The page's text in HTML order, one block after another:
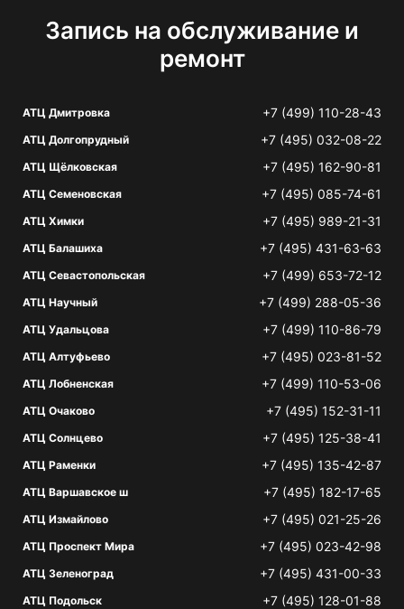
Запись на обслуживание и
ремонт
АТЦ Дмитровка +7 (499) 110-28-43
АТЦ Долгопрудный +7 (495) 032-08-22
АТЦ Щёлковская +7 (495) 162-90-81
АТЦ Семеновская +7 (495) 085-74-61
АТЦ Химки +7 (495) 989-21-31
АТЦ Балашиха +7 (495) 431-63-63
АТЦ Севастопольская +7 (499) 653-72-12
АТЦ Научный +7 (499) 288-05-36
АТЦ Удальцова +7 (499) 110-86-79
АТЦ Алтуфьево +7 (495) 023-81-52
АТЦ Лобненская +7 (499) 110-53-06
АТЦ Очаково +7 (495) 152-31-11
АТЦ Солнцево +7 (495) 125-38-41
АТЦ Раменки +7 (495) 135-42-87
АТЦ Варшавское ш +7 (495) 182-17-65
АТЦ Измайлово +7 (495) 021-25-26
АТЦ Проспект Мира +7 (495) 023-42-98
АТЦ Зеленоград +7 (495) 431-00-33
АТЦ Подольск +7 (495) 128-01-88